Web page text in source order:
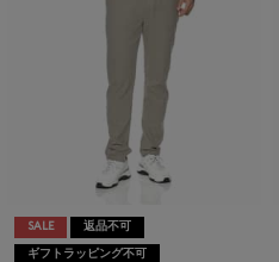
SALE 返品不可
ギフトラッピング不可